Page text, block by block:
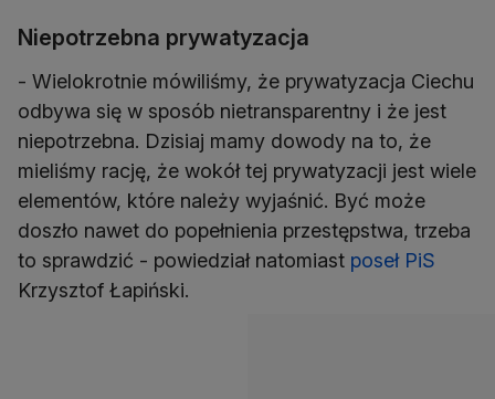
Niepotrzebna prywatyzacja
- Wielokrotnie mówiliśmy, że prywatyzacja Ciechu
odbywa się w sposób nietransparentny i że jest
niepotrzebna. Dzisiaj mamy dowody na to, że
mieliśmy rację, że wokół tej prywatyzacji jest wiele
elementów, które należy wyjaśnić. Być może
doszło nawet do popełnienia przestępstwa, trzeba
to sprawdzić - powiedział natomiast poseł PiS
Krzysztof Łapiński.